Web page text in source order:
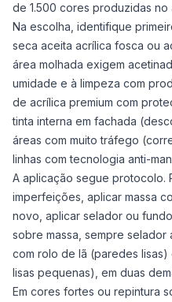
de 1.500 cores produzidas no
Na escolha, identifique
seca aceita acrílica fosca ou
área molhada exigem
umidade e à limpeza com
de acrílica premium com
tinta interna em fachada
áreas com muito tráfego
linhas com tecnologia anti-
A aplicação segue protocolo.
imperfeições, aplicar massa
novo, aplicar selador ou
sobre massa, sempre selador
com rolo de lã (paredes
lisas pequenas), em duas
Em cores fortes ou repintura